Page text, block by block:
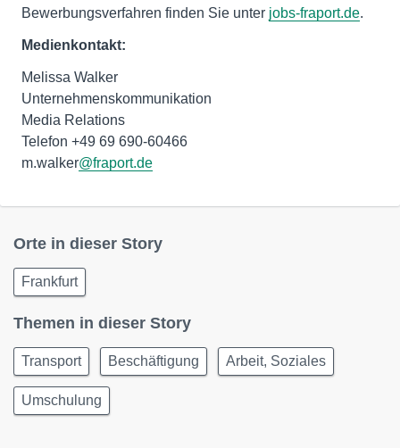
Bewerbungsverfahren finden Sie unter jobs-fraport.de.
Medienkontakt:
Melissa Walker
Unternehmenskommunikation
Media Relations
Telefon +49 69 690-60466
m.walker@fraport.de
Orte in dieser Story
Frankfurt
Themen in dieser Story
Transport Beschäftigung Arbeit, Soziales
Umschulung